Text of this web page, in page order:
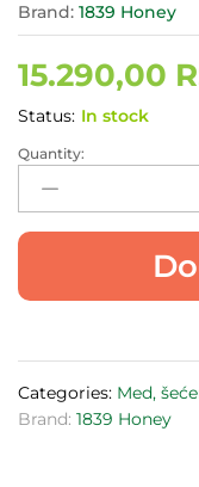
Brand: 1839 Honey
15.290,00
Status: In stock
Manuka
med
UMF
22+
quantity
Quantity:
Categories: Med,
Brand: 1839 Honey